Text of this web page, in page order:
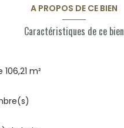
A PROPOS DE CE BIEN
Caractéristiques de ce bien
m²